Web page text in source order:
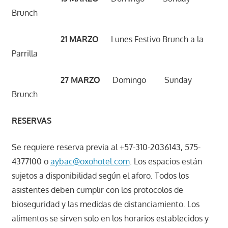
Brunch
21 MARZO Lunes Festivo Brunch a la
Parrilla
27 MARZO Domingo Sunday
Brunch
RESERVAS
Se requiere reserva previa al +57-310-2036143, 575-
4377100 o aybac@oxohotel.com. Los espacios están
sujetos a disponibilidad según el aforo. Todos los
asistentes deben cumplir con los protocolos de
bioseguridad y las medidas de distanciamiento. Los
alimentos se sirven solo en los horarios establecidos y